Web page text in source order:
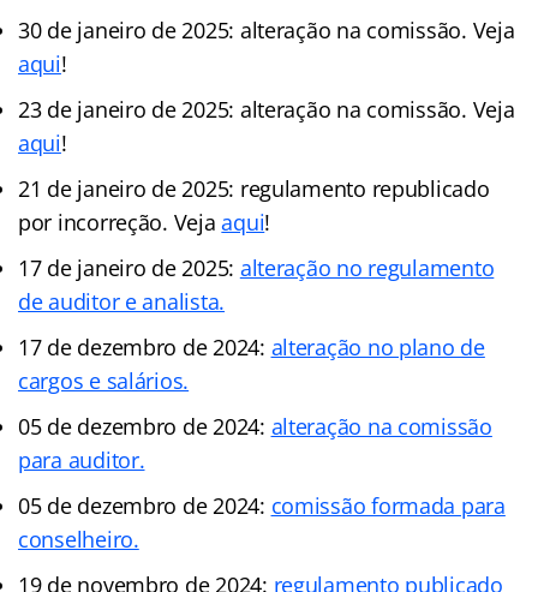
30 de janeiro de 2025: alteração na comissão. Veja
aqui!
23 de janeiro de 2025: alteração na comissão. Veja
aqui!
21 de janeiro de 2025: regulamento republicado
por incorreção. Vejaaqui!
17 de janeiro de 2025: alteração no regulamento
de auditor e analista.
17 de dezembro de 2024: alteração no plano de
cargos e salários.
05 de dezembro de 2024: alteração na comissão
para auditor.
05 de dezembro de 2024: comissão formada para
conselheiro.
19 de novembro de 2024: regulamento publicado